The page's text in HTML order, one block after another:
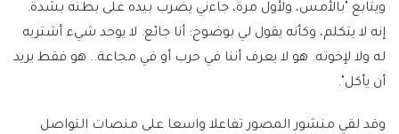
ويتابع "بالأمس، ولأول مرة، جاءني يضرب بيده على بطنه بشدة.
إنه لا يتكلم، وكأنه يقول لي بوضوح: أنا جائع. لا يوجد شيء أشتريه
له ولا لإخوته. هو لا يعرف أننا في حرب أو في مجاعة.. هو فقط يريد
أن يأكل".
وقد لقي منشور المصور تفاعلا واسعا على منصات التواصل